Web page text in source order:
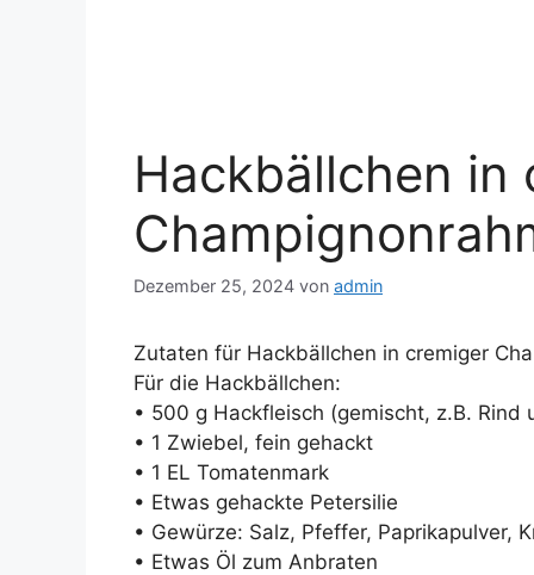
Hackbällchen in
Dezember 25, 2024 von admin
Zutaten für Hackbällchen in cremiger
Für die Hackbällchen:
• 500 g Hackfleisch (gemischt, z.B. Rind
• 1 Zwiebel, fein gehackt
• 1 EL Tomatenmark
• Etwas gehackte Petersilie
• Gewürze: Salz, Pfeffer, Paprikapulver,
• Etwas Öl zum Anbraten